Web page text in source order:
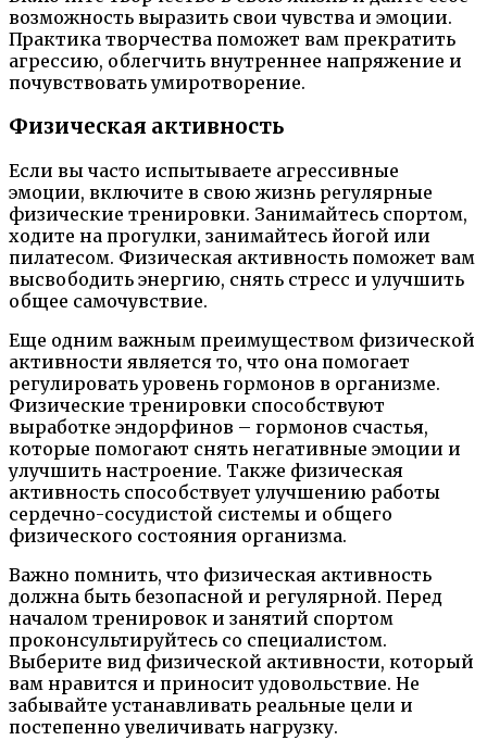
возможность выразить свои чувства и эмоции.
Практика творчества поможет вам прекратить
агрессию, облегчить внутреннее напряжение и
почувствовать умиротворение.
Физическая активность
Если вы часто испытываете агрессивные
эмоции, включите в свою жизнь регулярные
физические тренировки. Занимайтесь спортом,
ходите на прогулки, занимайтесь йогой или
пилатесом. Физическая активность поможет вам
высвободить энергию, снять стресс и улучшить
общее самочувствие.
Еще одним важным преимуществом физической
активности является то, что она помогает
регулировать уровень гормонов в организме.
Физические тренировки способствуют
выработке эндорфинов – гормонов счастья,
которые помогают снять негативные эмоции и
улучшить настроение. Также физическая
активность способствует улучшению работы
сердечно-сосудистой системы и общего
физического состояния организма.
Важно помнить, что физическая активность
должна быть безопасной и регулярной. Перед
началом тренировок и занятий спортом
проконсультируйтесь со специалистом.
Выберите вид физической активности, который
вам нравится и приносит удовольствие. Не
забывайте устанавливать реальные цели и
постепенно увеличивать нагрузку.